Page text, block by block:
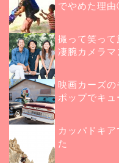
でやめた理
撮って笑っ
凄腕カメラマ
映画カーズ
ポップでキ
カッパドキ
た